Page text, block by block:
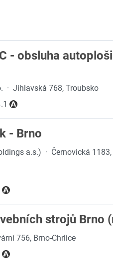
- obsluha
· Jihlavská 768, Troubsko
- Brno
a.s.) · Černovická
strojů Brno
756, Brno-Chrlice